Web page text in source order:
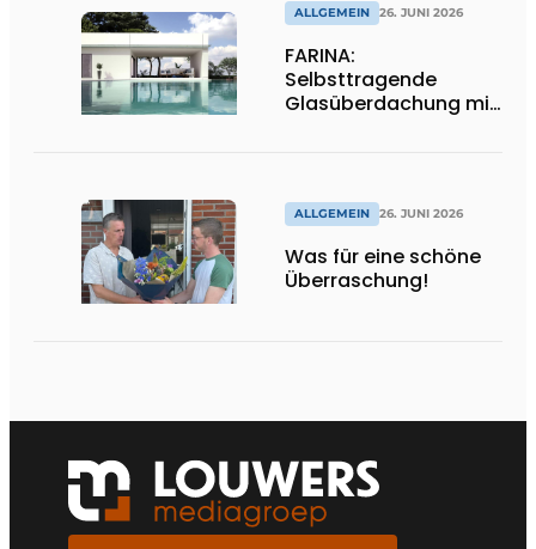
ALLGEMEIN 26. JUNI 2026
FARINA:
Selbsttragende
Glasüberdachung mit
ALLGEMEIN 26. JUNI 2026
Was für eine schöne
Überraschung!